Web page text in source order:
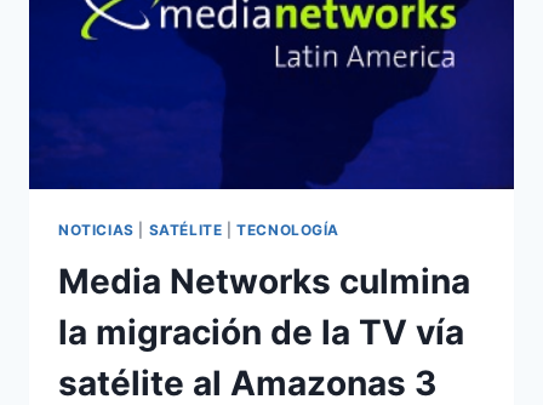
NOTICIAS SATÉLITE |TECNOLOGÍA
Media Networks culmina
la migración de la TV vía
satélite al Amazonas 3